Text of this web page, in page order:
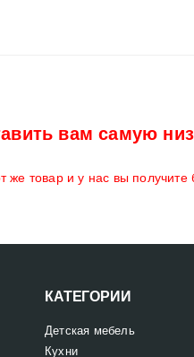
вам самую
товар и у нас вы
КАТЕГОРИИ
Детская мебель
Кухни